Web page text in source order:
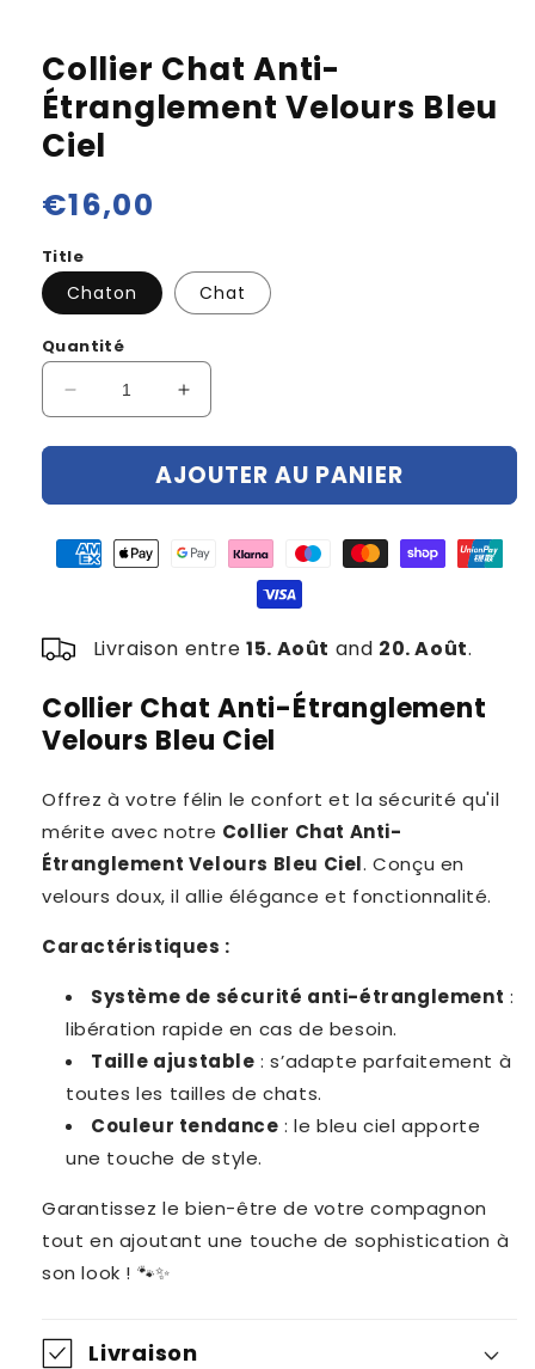
Collier Chat Anti-
Étranglement Velours Bleu
Ciel
Prix
€16,00
Title
Chaton Chat
Quantité
Réduire
la
quantité
Collier
Anti-
Étranglement
Ciel
Augmenter
la
quantité
de
Collier
Anti-
Étranglement
Ciel
AJOUTER AU PANIER
Livraison entre15. Août and 20. Août.
Collier Chat Anti-Étranglement
Velours Bleu Ciel
Offrez à votre félin le confort et la sécurité qu'il
mérite avec notre Collier Chat Anti-
Étranglement Velours Bleu Ciel. Conçu en
velours doux, il allie élégance et fonctionnalité.
Caractéristiques :
Système de sécurité anti-étranglement :
libération rapide en cas de besoin.
Taille ajustable : s’adapte parfaitement à
toutes les tailles de chats.
Couleur tendance : le bleu ciel apporte
une touche de style.
Garantissez le bien-être de votre compagnon
tout en ajoutant une touche de sophistication à
son look ! 🐾✨
Livraison